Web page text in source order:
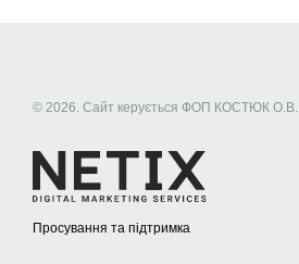
© 2026. Сайт керується ФОП КОСТЮК О.В.
Просування та підтримка